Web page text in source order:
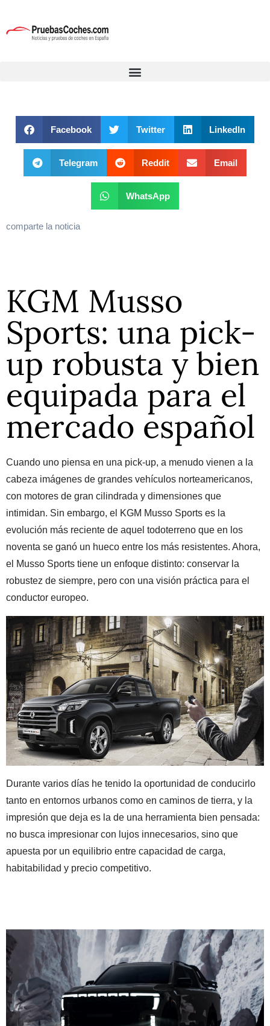
Facebook Twitter LinkedIn
Telegram Reddit Email
WhatsApp
comparte la noticia
KGM Musso
Sports: una pick-
up robusta y bien
equipada para el
mercado español
Cuando uno piensa en una pick-up, a menudo vienen a la
cabeza imágenes de grandes vehículos norteamericanos,
con motores de gran cilindrada y dimensiones que
intimidan. Sin embargo, el KGM Musso Sports es la
evolución más reciente de aquel todoterreno que en los
noventa se ganó un hueco entre los más resistentes. Ahora,
el Musso Sports tiene un enfoque distinto: conservar la
robustez de siempre, pero con una visión práctica para el
conductor europeo.
Durante varios días he tenido la oportunidad de conducirlo
tanto en entornos urbanos como en caminos de tierra, y la
impresión que deja es la de una herramienta bien pensada:
no busca impresionar con lujos innecesarios, sino que
apuesta por un equilibrio entre capacidad de carga,
habitabilidad y precio competitivo.